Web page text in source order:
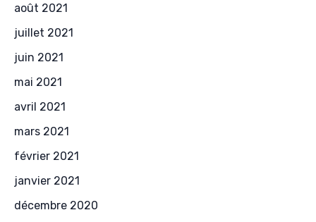
août 2021
juillet 2021
juin 2021
mai 2021
avril 2021
mars 2021
février 2021
janvier 2021
décembre 2020